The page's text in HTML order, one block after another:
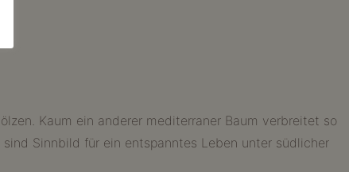
Kaum ein anderer mediterraner Baum verbreitet so
Sinnbild für ein entspanntes Leben unter südlicher